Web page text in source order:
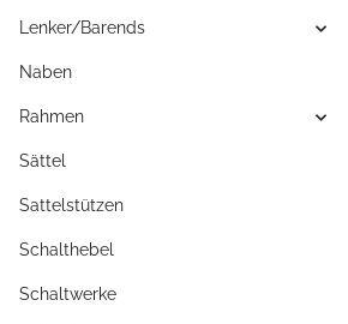
Lenker/Barends
Naben
Rahmen
Sättel
Sattelstützen
Schalthebel
Schaltwerke